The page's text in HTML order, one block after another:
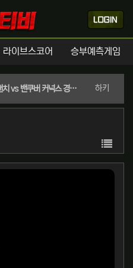
라이브스코어 승부예측게임
12월 3일 (수) NHL 콜로라도 애벌랜치 vs 밴쿠버 커넉스 경기분석 | 실시간 스포츠중계 하키
목록